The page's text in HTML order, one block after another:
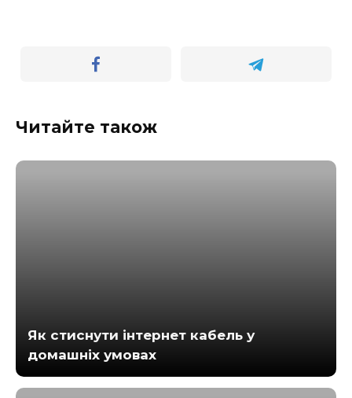
Читайте також
Як стиснути інтернет кабель у
домашніх умовах